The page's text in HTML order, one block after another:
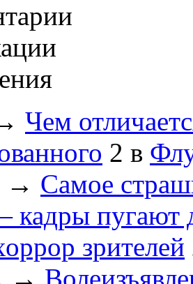
Чем
2 в
→ Самое
кадры пугают
зрителей